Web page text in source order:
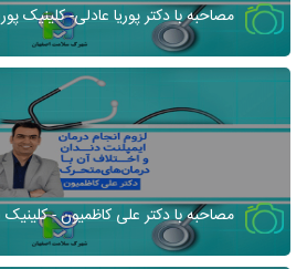
مصاحبه با دکتر پوریا عادلی- کلینیک
مصاحبه با دکتر علی کاظمیون -